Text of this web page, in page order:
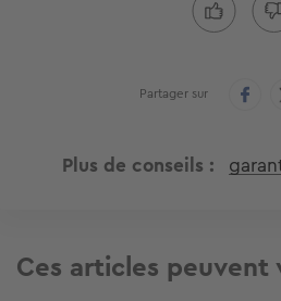
Partager sur
Plus de conseils
Ces articles peuvent